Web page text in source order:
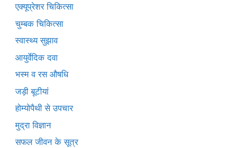
एक्यूप्रेशर चिकित्सा
चुम्बक चिकित्सा
स्वास्थ्य सुझाव
आयुर्वेदिक दवा
भस्म व रस औषधि
जड़ी बूटीयां
होम्योपैथी से उपचार
मुद्रा विज्ञान
सफल जीवन के सूत्र